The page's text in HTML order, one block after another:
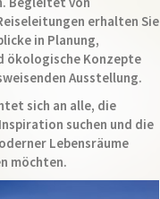
erhalten Sie
in Planung,
ökologische Konzepte
Ausstellung.
sich an alle, die
suchen und die
Lebensräume
möchten.